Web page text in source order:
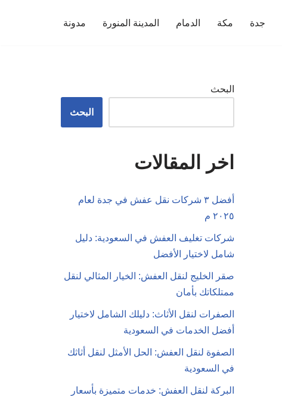
جدة مكة الدمام المدينة المنورة مدونة
البحث
البحث
اخر المقالات
أفضل ٣ شركات نقل عفش في جدة لعام
٢٠٢٥ م
شركات تغليف العفش في السعودية: دليل
شامل لاختيار الأفضل
صقر الخليج لنقل العفش: الخيار المثالي لنقل
ممتلكاتك بأمان
الصفرات لنقل الأثاث: دليلك الشامل لاختيار
أفضل الخدمات في السعودية
الصفوة لنقل العفش: الحل الأمثل لنقل أثاثك
في السعودية
البركة لنقل العفش: خدمات متميزة بأسعار